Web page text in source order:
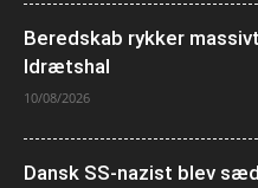
Beredskab rykker
Idrætshal
10/08/2026
Dansk SS-nazist blev